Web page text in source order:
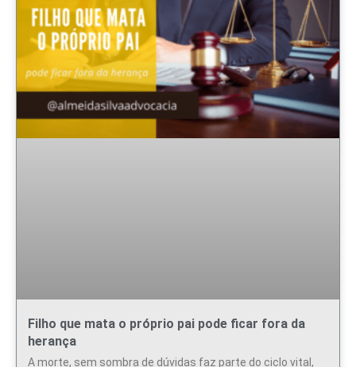
Filho que mata o próprio pai pode ficar fora da
herança
A morte, sem sombra de dúvidas faz parte do ciclo vital,